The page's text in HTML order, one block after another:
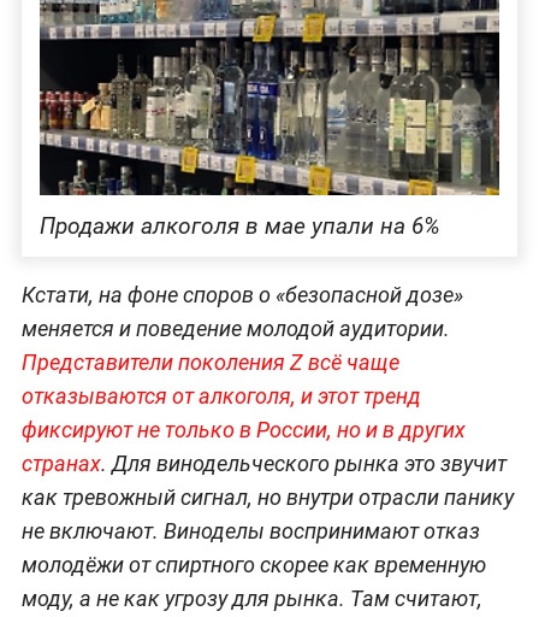
Продажи алкоголя в мае упали на 6%
Кстати, на фоне споров о «безопасной дозе»
меняется и поведение молодой аудитории.
Представители поколения Z всё чаще
отказываются от алкоголя, и этот тренд
фиксируют не только в России, но и в других
странах. Для винодельческого рынка это звучит
как тревожный сигнал, но внутри отрасли панику
не включают. Виноделы воспринимают отказ
молодёжи от спиртного скорее как временную
моду, а не как угрозу для рынка. Там считают,